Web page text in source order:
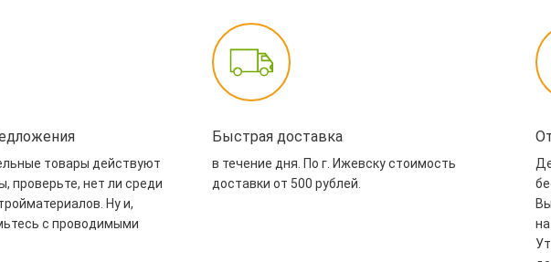
товары действуют
проверьте, нет ли среди
Ну и,
с проводимыми
Быстрая доставка
в течение дня. По г. Ижевску стоимость
доставки от 500 рублей.